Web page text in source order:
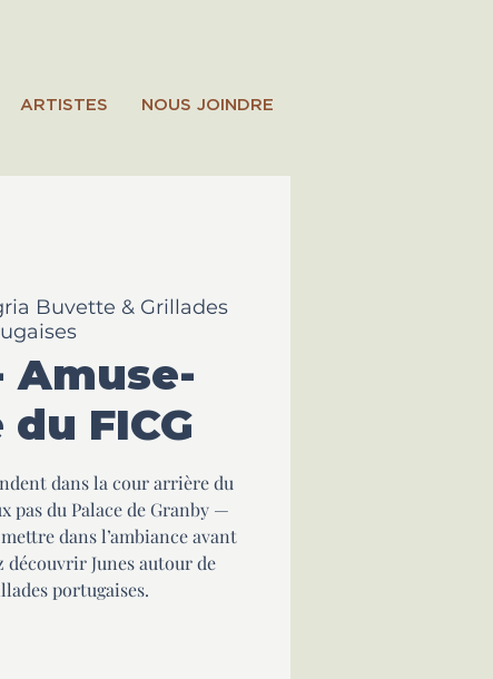
ARTISTES NOUS JOINDRE
Buvette & Grillades
Amuse-
FICG
dans la cour arrière du
pas du Palace de Granby —
dans l’ambiance avant
découvrir Junes autour de
portugaises.